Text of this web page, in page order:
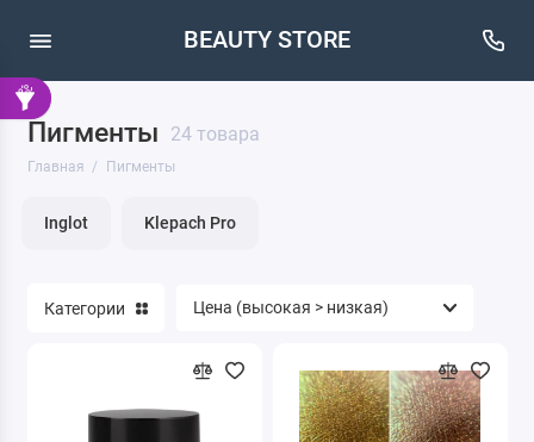
BEAUTY STORE
Пигменты 24 товара
Главная Пигменты
Inglot Klepach Pro
Категории